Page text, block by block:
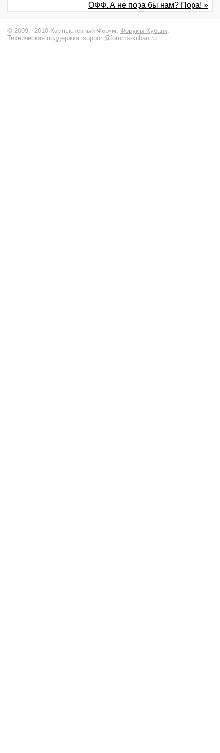
ОФФ. А не пора бы нам? Пора! »
© 2009—2010 Компьютерный Форум, Форумы Кубани.
Техническая поддержка: support@forums-kuban.ru